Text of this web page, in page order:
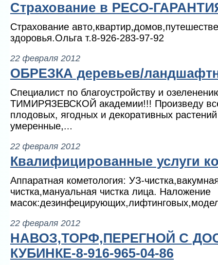
Страхование в РЕСО-
Страхование
здоровья.Ольга т.8-926-283-97-92
22 февраля 2012
ОБРЕЗКА деревьев/
Специалист по благоустройству и
ТИМИРЯЗЕВСКОЙ академии!!! Произведу
плодовых, ягодных и декоративных
умеренные,...
22 февраля 2012
Квалифицированные услуги
Аппаратная кометология: УЗ-
чистка,мануальная чистка лица. Наложение
22 февраля 2012
НАВОЗ,ТОРФ,ПЕРЕГНОЙ С
КУБИНКЕ-8-916-965-04-86